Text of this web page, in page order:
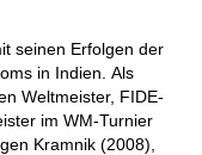
seinen Erfolgen der
in Indien. Als
Weltmeister, FIDE-
im WM-Turnier
Kramnik (2008),